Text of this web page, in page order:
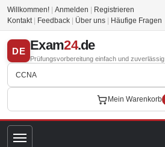
Willkommen! Anmelden
Registrieren
Kontakt
Feedback Über uns Häufige Fragen
DE Exam24.de
Prüfungsvorbereitung einfach und zuverlässig
Mein Warenkorb